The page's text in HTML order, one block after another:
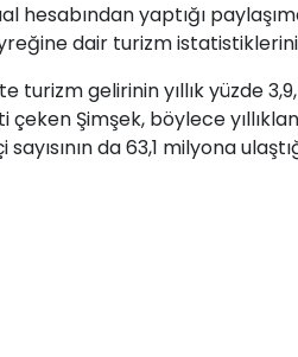
hesabından yaptığı
dair turizm
turizm gelirinin yıllık yüzde 3,9,
çeken Şimşek, böylece
da 63,1 milyona